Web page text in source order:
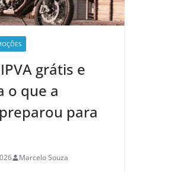
grátis e
o que a
para
Marcelo Souza